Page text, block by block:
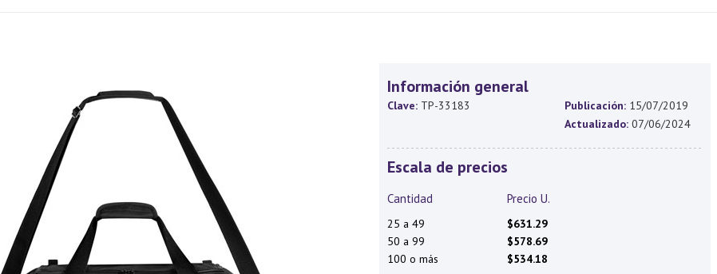
Información general
Clave: TP-33183 Publicación: 15/07/2019
Actualizado: 07/06/2024
Escala de precios
Cantidad Precio U.
25 a 49
$631.29
50 a 99
$578.69
100 o más
$534.18